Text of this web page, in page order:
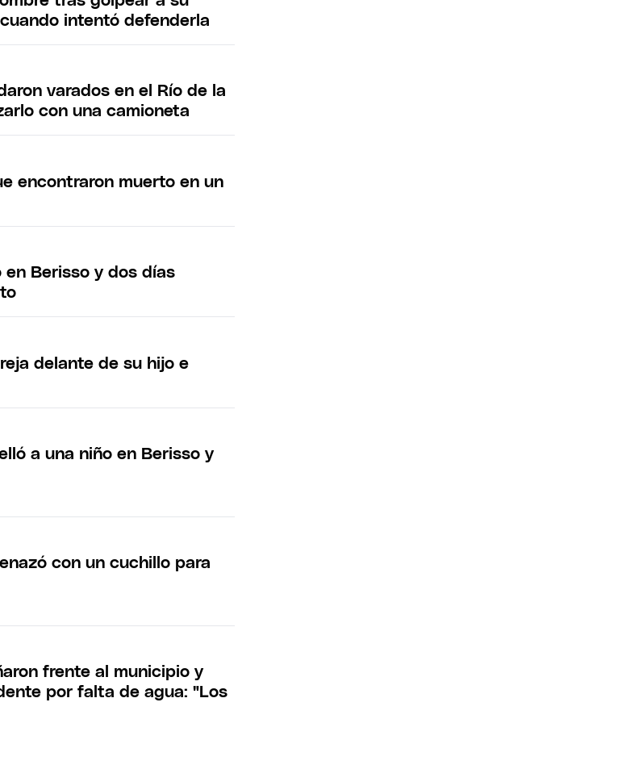
intentó defenderla
varados en el Río de la
con una camioneta
encontraron muerto en un
en Berisso y dos días
delante de su hijo e
a una niño en Berisso y
con un cuchillo para
frente al municipio y
por falta de agua: "Los